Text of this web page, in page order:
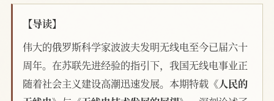
【导读】
伟大的俄罗斯科学家波波夫发明无线电至今已届六十
周年。在苏联先进经验的指引下，我国无线电事业正
随着社会主义建设高潮迅速发展。本期特载 《人民的